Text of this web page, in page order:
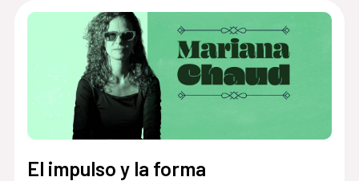
El impulso y la forma